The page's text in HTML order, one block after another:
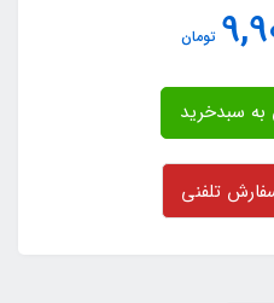
تومان
تلفنی